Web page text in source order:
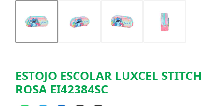
ESTOJO ESCOLAR LUXCEL STITCH
ROSA EI42384SC